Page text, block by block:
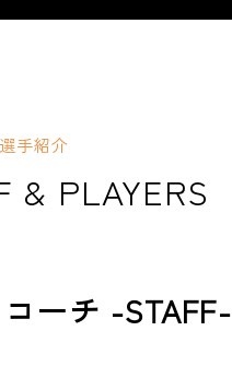
手紹介
& PLAYERS
ーチ -STAFF-